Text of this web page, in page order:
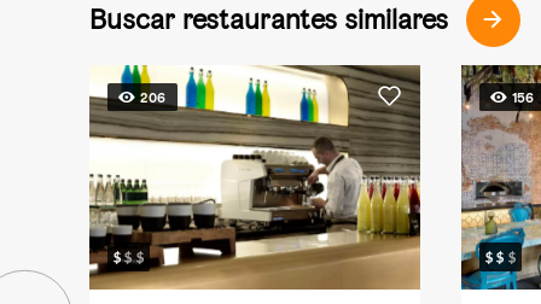
Buscar restaurantes similares
206 156